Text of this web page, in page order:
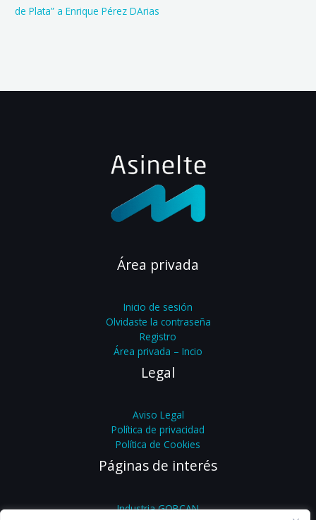
de Plata” a Enrique Pérez DArias
Área privada
Inicio de sesión
Olvidaste la contraseña
Registro
Área privada – Incio
Legal
Aviso Legal
Política de privacidad
Política de Cookies
Páginas de interés
Industria GOBCAN